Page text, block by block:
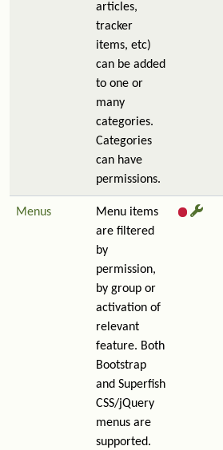
articles,
tracker
items, etc)
can be added
to one or
many
categories.
Categories
can have
permissions.
Menus
Menu items
are filtered
by
permission,
by group or
activation of
relevant
feature. Both
Bootstrap
and Superfish
CSS/jQuery
menus are
supported.